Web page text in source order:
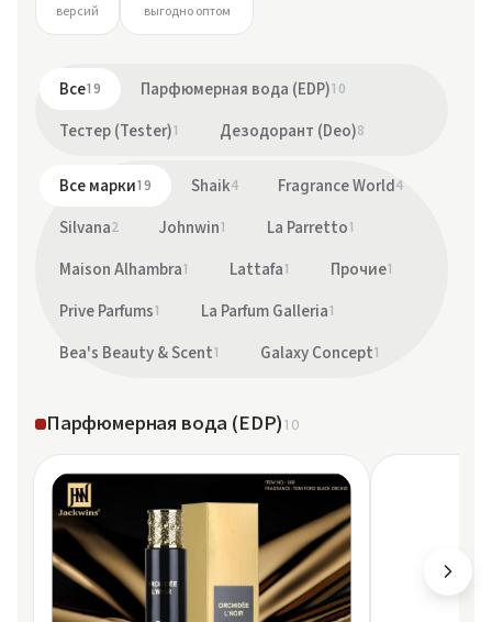
версий выгодно оптом
Все19 Парфюмерная вода (EDP)10
Тестер (Tester)1 Дезодорант (Deo)8
Все марки19 Shaik4 Fragrance World 4
Silvana2 Johnwin1 La Parretto1
Maison Alhambra1 Lattafa1 Прочие1
Prive Parfums1 La Parfum Galleria1
Bea's Beauty & Scent1 Galaxy Concept1
Парфюмерная вода (EDP)10